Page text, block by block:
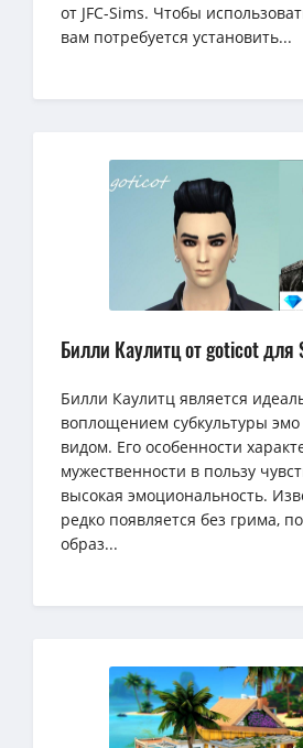
от JFC-Sims. Чтобы
вам потребуется установить...
Билли Каулитц от goticot для
Билли Каулитц является
воплощением субкультуры
видом. Его особенности
мужественности в пользу
высокая эмоциональность.
редко появляется без грима,
образ...